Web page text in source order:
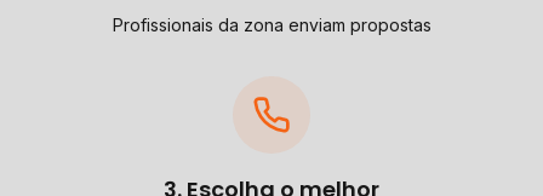
Profissionais da zona enviam propostas
3. Escolha o melhor